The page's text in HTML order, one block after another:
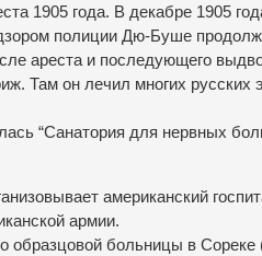
1905 года. В декабре 1905
полиции Дю-Буше
ареста и последующего
Там он лечил многих русских
“Санатория для нервных
американский
армии.
образцовой больницы в